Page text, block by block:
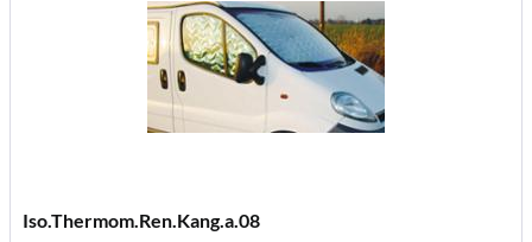
Iso.Thermom.Ren.Kang.a.08